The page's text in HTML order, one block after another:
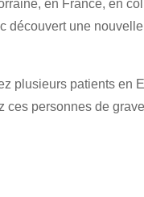
en France, en
découvert une
plusieurs patients en
personnes de